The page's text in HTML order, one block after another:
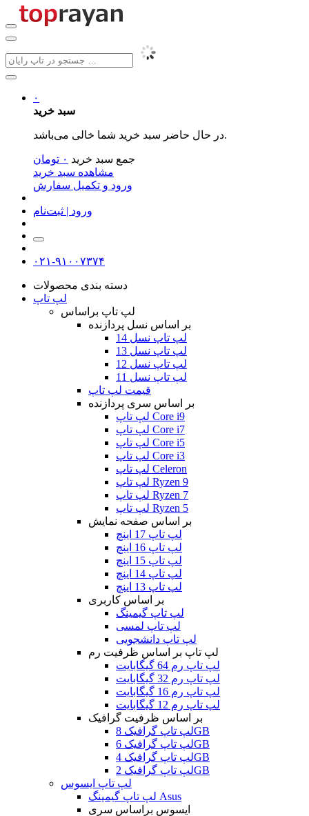
۰
سبد خرید
در حال حاضر سبد خرید شما خالی می‌باشد.
جمع سبد خرید ۰ تومان
مشاهده سبد خرید
ورود و تکمیل سفارش
ورود | ثبت‌نام
۰۲۱-۹۱۰۰۷۳۷۴
دسته بندی محصولات
لپ تاپ
لپ تاپ براساس
بر اساس نسل پردازنده
لپ تاپ نسل 14
لپ تاپ نسل 13
لپ تاپ نسل 12
لپ تاپ نسل 11
قیمت لپ تاپ
بر اساس سری پردازنده
لپ تاپ Core i9
لپ تاپ Core i7
لپ تاپ Core i5
لپ تاپ Core i3
لپ تاپ Celeron
لپ تاپ Ryzen 9
لپ تاپ Ryzen 7
لپ تاپ Ryzen 5
بر اساس صفحه نمایش
لپ تاپ 17 اینچ
لپ تاپ 16 اینچ
لپ تاپ 15 اینچ
لپ تاپ 14 اینچ
لپ تاپ 13 اینچ
بر اساس کاربری
لپ تاپ گیمینگ
لپ تاپ لمسی
لپ تاپ دانشجویی
لپ تاپ بر اساس ظرفیت رم
لپ تاپ رم 64 گیگابایت
لپ تاپ رم 32 گیگابایت
لپ تاپ رم 16 گیگابایت
لپ تاپ رم 12 گیگابایت
بر اساس ظرفیت گرافیک
لپ تاپ گرافیک 8GB
لپ تاپ گرافیک 6GB
لپ تاپ گرافیک 4GB
لپ تاپ گرافیک 2GB
لپ تاپ ایسوس
لپ تاپ گیمینگ Asus
ایسوس براساس سری